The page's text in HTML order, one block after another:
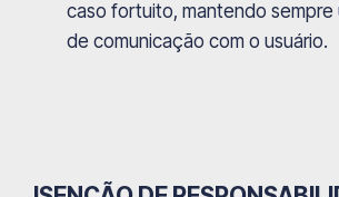
caso fortuito, mantendo sempre
de comunicação com o usuário.